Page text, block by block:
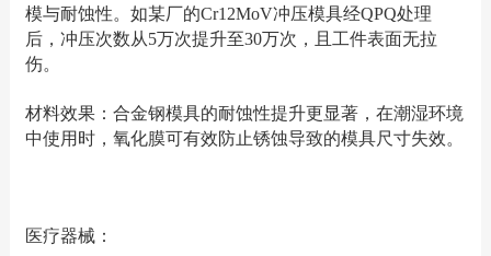
模与耐蚀性。如某厂的Cr12MoV冲压模具经QPQ处理
后，冲压次数从5万次提升至30万次，且工件表面无拉
伤。
材料效果：合金钢模具的耐蚀性提升更显著，在潮湿环境
中使用时，氧化膜可有效防止锈蚀导致的模具尺寸失效。
医疗器械：